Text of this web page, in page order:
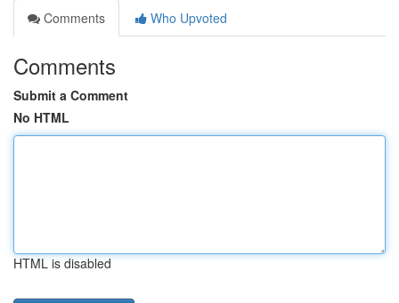
Comments
Who Upvoted
Comments
Submit a Comment
No HTML
HTML is disabled